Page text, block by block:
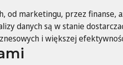
od marketingu, przez finanse,
danych są w stanie
i większej